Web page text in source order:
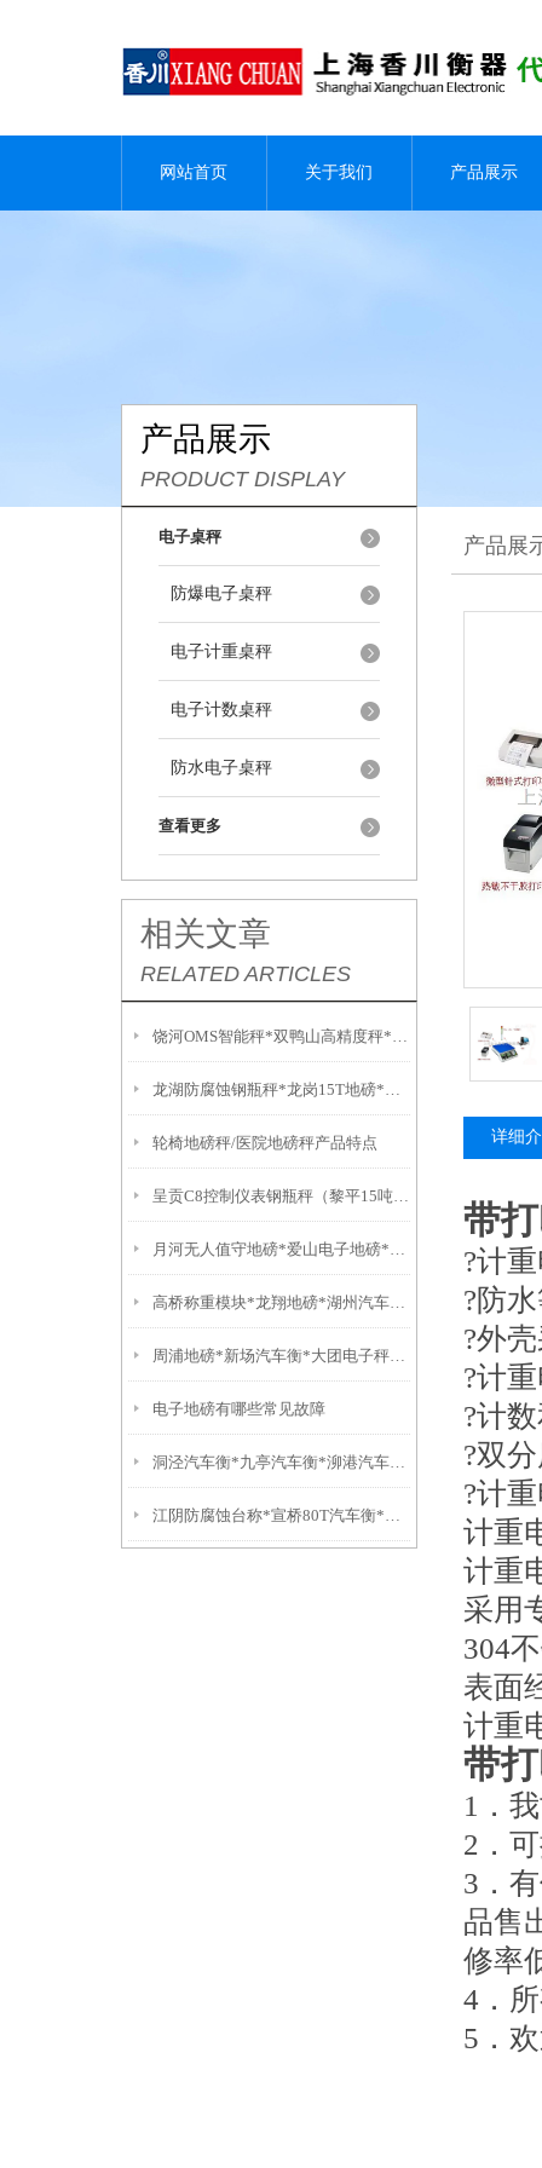
网站首页 关于我们 产品展示
产品展示
PRODUCT DISPLAY
电子桌秤
防爆电子桌秤
电子计重桌秤
电子计数桌秤
防水电子桌秤
查看更多
相关文章
RELATED ARTICLES
饶河OMS智能秤*双鸭山高精度秤*依安轨道秤*超低台面轮椅地磅秤
龙湖防腐蚀钢瓶秤*龙岗15T地磅*从化轨道称*呼中隔爆地磅
轮椅地磅秤/医院地磅秤产品特点
呈贡C8控制仪表钢瓶秤（黎平15吨吊秤）安顺隔爆台称
月河无人值守地磅*爱山电子地磅*东林便携式汽车衡*天荒坪电子地磅
高桥称重模块*龙翔地磅*湖州汽车衡*凤鸣汽车衡*乌镇电子秤
周浦地磅*新场汽车衡*大团电子秤*康桥防爆秤
电子地磅有哪些常见故障
洞泾汽车衡*九亭汽车衡*泖港汽车衡*石湖荡汽车衡*姑苏汽车衡
江阴防腐蚀台称*宣桥80T汽车衡*泗泾油桶车秤*杨行称重模块
产品展
详细
带
?计
?防
?外
?计
?计
?双
?计
计重
计重
采用
304
表面
计重
带
1．
2．
3．
品售
修率
4．
5．